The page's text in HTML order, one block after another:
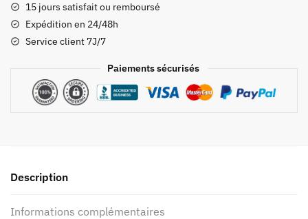
Kanroji
Mitsuri
15 jours satisfait ou remboursé
Expédition en 24/48h
Service client 7J/7
Paiements sécurisés
Description
Informations complémentaires